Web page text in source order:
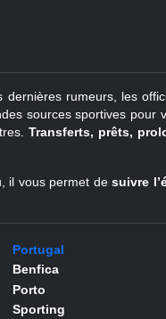
Turquie
dernières rumeurs, les
sources sportives pour
Transferts, prêts,
il vous permet desuivre
Portugal
Benfica
Porto
Sporting